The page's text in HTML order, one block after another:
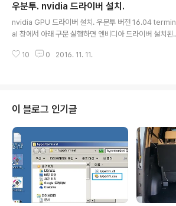
sions 에서 아래처럼 Acces 에서 Create and delete
files선택. 탭 Local Network Share 에서 아래처럼 설
정하고 버튼 Create Share 클릭. 우분투측의 설정은 위
도우 탐색기에서 네트워크 우마우스 클릭하여 "네트워크
우분투. nvidia 드라이버 설치.
nvidia GPU 드라이버 설치. 우분투 버전 16.04 termin
al 창에서 아래 구문 실행하면 엔비디아 드라이버 설치된
ory ppa:graphics-drivers/ppa sudo apt-get upd
인 경우 nvidia-340. GTX970 인 경우 nvidia-367 등.
엔비디아 그래픽카드별 드라이버 종류 확인 방법. http://
www.geforce.com/drivers/
10 0 2016. 11. 11.
이 블로그 인기글